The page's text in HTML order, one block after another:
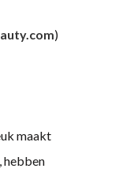
)
maakt
hebben